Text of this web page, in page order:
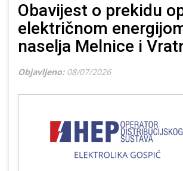
Obavijest o prekidu
električnom
naselja Melnice i
Objavljeno: 08/07/2026